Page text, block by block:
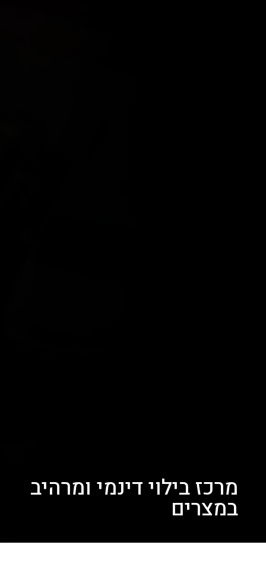
מרכז בילוי דינמי ומרהיב
במצרים